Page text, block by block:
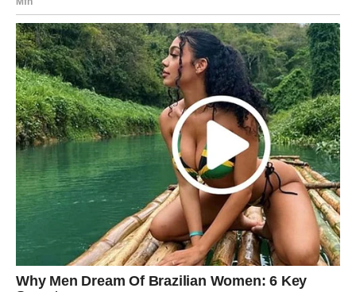
volite kada imate sigurnost, a do kraja sedmice ćete
polako početi da osećate da tlo pod nogama ponovo
postaje čvrsto.
Na polju porodice i prijateljskih odnosa moguća su dva
važna momenta. Prvi je da ćete shvatiti kome zaista
možete verovati. Drugi je da ćete prestati da nosite tuđe
probleme kao svoje. Bikovi su često oslonac svima, rame
za plakanje, tiha snaga porodice i prijatelja, ali do kraja
sedmice dolazi vreme kada ćete morati malo više misliti
na sebe. To nije sebičnost, to je potreba da sačuvate
svoju energiju. Ne možete stalno davati sve od sebe
ljudima koji vam to ne vraćaju.